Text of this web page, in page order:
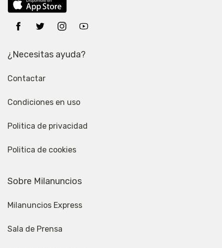
¿Necesitas ayuda?
Contactar
Condiciones en uso
Politica de privacidad
Politica de cookies
Sobre Milanuncios
Milanuncios Express
Sala de Prensa